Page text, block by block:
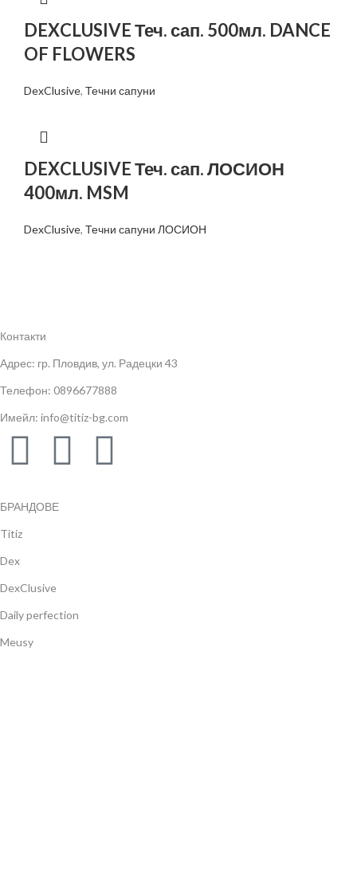
DEXCLUSIVE Теч. сап. 500мл. DANCE
OF FLOWERS
DexClusive, Течни сапуни
DEXCLUSIVE Теч. сап. ЛОСИОН
400мл. MSM
DexClusive, Течни сапуни ЛОСИОН
Контакти
Адрес: гр. Пловдив, ул. Радецки 43
Телефон: 0896677888
Имейл: info@titiz-bg.com
БРАНДОВЕ
Titiz
Dex
DexClusive
Daily perfection
Meusy